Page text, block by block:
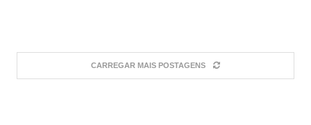
CARREGAR MAIS POSTAGENS